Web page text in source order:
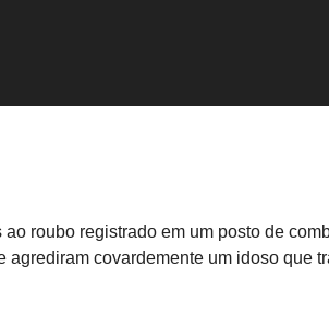
roubo registrado em um posto de
covardemente um idoso que